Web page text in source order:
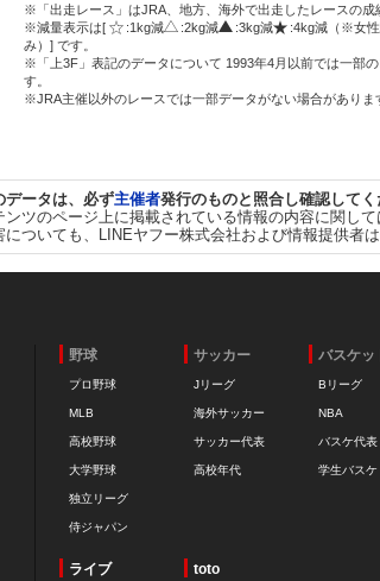
※「出走レース」はJRA、地方、海外で出走したレースの成
※減量表示は[
:1kg減 :2kg減 :3kg減 :4kg減（※女性
み）] です。
※「上3F」表記のデータについて 1993年4月以前では一部
す。
※JRA主催以外のレースでは一部データがない場合がありま
データは、必ず主催者発行のものと照合し確認してく
ツのページ上に掲載されている情報の内容に関し
ついても、LINEヤフー株式会社および情報提供者
野球
プロ野球
MLB
高校野球
大学野球
独立リーグ
侍ジャパン
サッカー
Jリーグ
海外サッカー
サッカー代表
高校年代
バスケッ
Bリーグ
NBA
バスケ代表
学生バスケ
ライブ toto